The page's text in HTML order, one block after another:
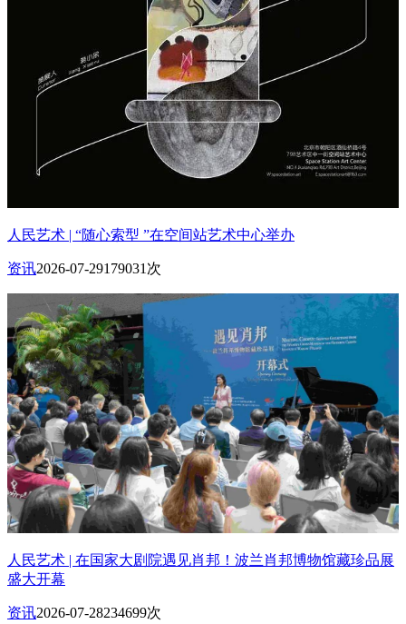
人民艺术 | “随心索型 ”在空间站艺术中心举办
资讯2026-07-29179031次
人民艺术 | 在国家大剧院遇见肖邦！波兰肖邦博物馆藏珍品展
盛大开幕
资讯2026-07-28234699次